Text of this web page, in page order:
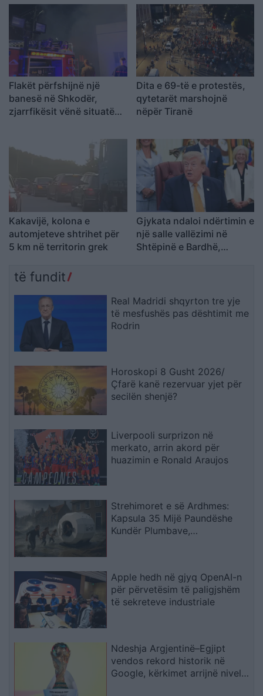
Flakët përfshijnë një
banesë në Shkodër,
zjarrfikësit vënë situatën
Dita e 69-të e protestës,
qytetarët marshojnë
nëpër Tiranë
Kakavijë, kolona e
automjeteve shtrihet për
5 km në territorin grek
Gjykata ndaloi ndërtimin e
një salle vallëzimi në
Shtëpinë e Bardhë,
të fundit
Real Madridi shqyrton tre yje
të mesfushës pas dështimit me
Rodrin
Horoskopi 8 Gusht 2026/
Çfarë kanë rezervuar yjet për
secilën shenjë?
Liverpooli surprizon në
merkato, arrin akord për
huazimin e Ronald Araujos
Strehimoret e së Ardhmes:
Kapsula 35 Mijë Paundëshe
Kundër Plumbave,
Apple hedh në gjyq OpenAI-n
për përvetësim të paligjshëm
të sekreteve industriale
Ndeshja Argjentinë–Egjipt
vendos rekord historik në
Google, kërkimet arrijnë nivele